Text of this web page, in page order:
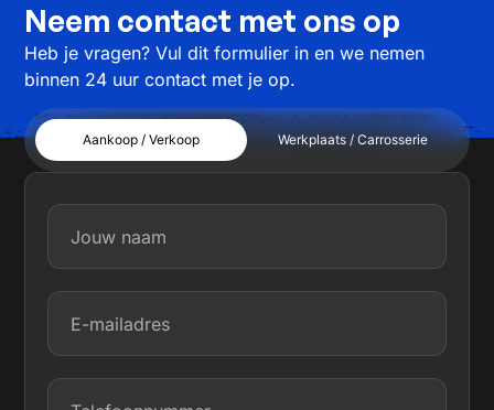
Neem contact met ons op
Heb je vragen? Vul dit formulier in en we nemen
binnen 24 uur contact met je op.
Aankoop / Verkoop Werkplaats / Carrosserie